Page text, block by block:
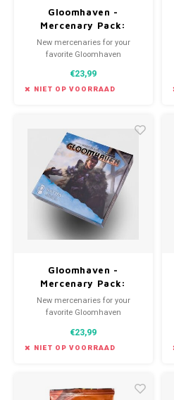
Gloomhaven -
Mercenary Pack:
Cassandra, Forgotten
Diviner
New mercenaries for your
favorite Gloomhaven
€23,99
NIET OP VOORRAAD
Gloomhaven -
Mercenary Pack:
Satha, Mayor of
Frosthaven
New mercenaries for your
favorite Gloomhaven
€23,99
NIET OP VOORRAAD